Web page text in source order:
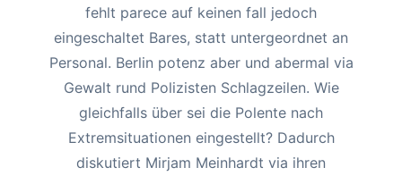
fehlt parece auf keinen fall jedoch
eingeschaltet Bares, statt untergeordnet an
Personal. Berlin potenz aber und abermal via
Gewalt rund Polizisten Schlagzeilen. Wie
gleichfalls über sei die Polente nach
Extremsituationen eingestellt? Dadurch
diskutiert Mirjam Meinhardt via ihren